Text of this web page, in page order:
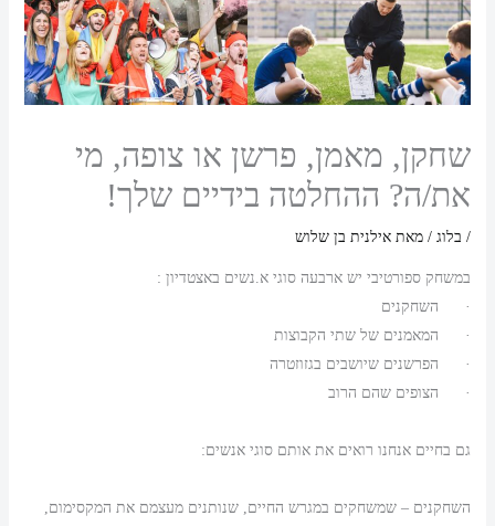
שחקן, מאמן, פרשן או צופה, מי
את/ה? ההחלטה בידיים שלך!
/ בלוג/ מאת אילנית בן שלוש
במשחק ספורטיבי יש ארבעה סוגי א.נשים באצטדיון :
· השחקנים
· המאמנים של שתי הקבוצות
· הפרשנים שיושבים בגזוזטרה
· הצופים שהם הרוב
גם בחיים אנחנו רואים את אותם סוגי אנשים:
השחקנים – שמשחקים במגרש החיים, שנותנים מעצמם את המקסימום,